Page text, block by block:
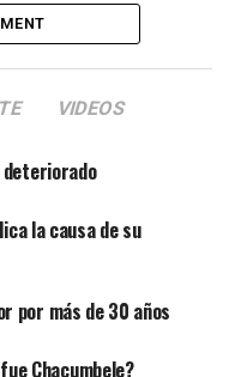
VIDEOS
deteriorado
la causa de su
por más de 30 años
Chacumbele?